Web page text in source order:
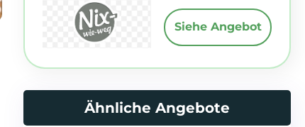
Siehe Angebot
Ähnliche Angebote